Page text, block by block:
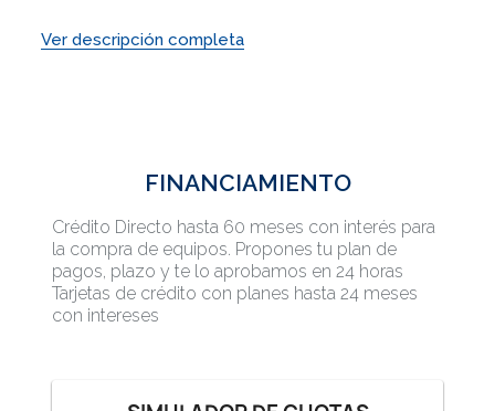
Ver descripción completa
FINANCIAMIENTO
Crédito Directo hasta 60 meses con interés para
la compra de equipos. Propones tu plan de
pagos, plazo y te lo aprobamos en 24 horas
Tarjetas de crédito con planes hasta 24 meses
con intereses